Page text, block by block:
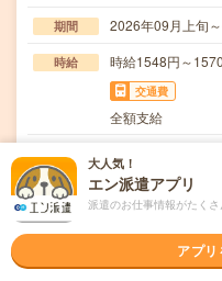
期間 2026年09月上旬
時給 時給1548円～
交通費
全額支給
仕事内容
（予算・勤怠など
応募資格
職種未経験OK /
時、キャリアを
大人気！
エン派遣アプリ
派遣のお仕事情報がたく
アプ